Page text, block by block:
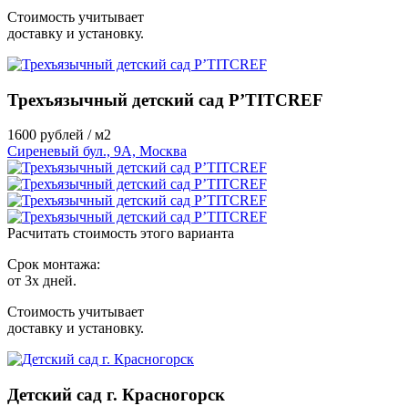
Стоимость учитывает
доставку и установку.
Трехъязычный детский сад P’TITCREF
1600 рублей / м2
Сиреневый бул., 9А, Москва
Расчитать стоимость этого варианта
Срок монтажа:
от 3х дней.
Стоимость учитывает
доставку и установку.
Детский сад г. Красногорск